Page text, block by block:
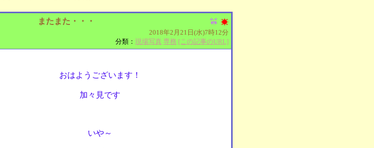
またまた・・・
2018年2月21日(水)7時12分
分類： 現場写真 専務 [この記事のURL]
おはようございます！
加々見です
いや～